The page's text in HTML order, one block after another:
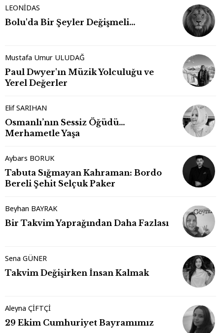
LEONİDAS
Bolu'da Bir Şeyler Değişmeli…
Mustafa Umur ULUDAĞ
Paul Dwyer'ın Müzik Yolculuğu ve
Yerel Değerler
Elif SARIHAN
Osmanlı’nın Sessiz Öğüdü…
Merhametle Yaşa
Aybars BORUK
Tabuta Sığmayan Kahraman: Bordo
Bereli Şehit Selçuk Paker
Beyhan BAYRAK
Bir Takvim Yaprağından Daha Fazlası
Sena GÜNER
Takvim Değişirken İnsan Kalmak
Aleyna ÇİFTÇİ
29 Ekim Cumhuriyet Bayramımız